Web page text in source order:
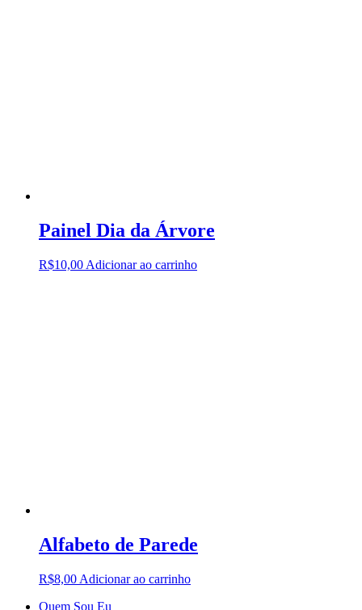
Painel Dia da Árvore
R$10,00 Adicionar ao carrinho
Alfabeto de Parede
R$8,00 Adicionar ao carrinho
Quem Sou Eu